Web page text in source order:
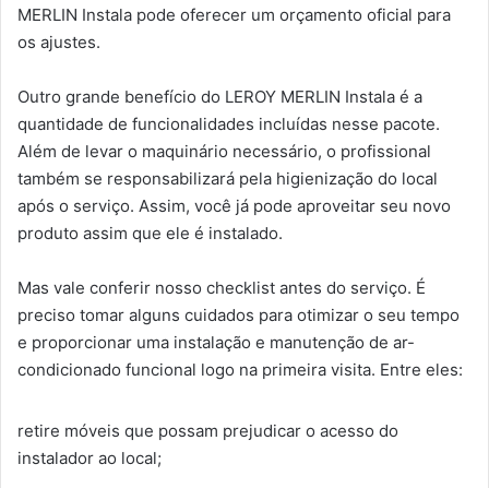
MERLIN Instala pode oferecer um orçamento oficial para
os ajustes.
Outro grande benefício do LEROY MERLIN Instala é a
quantidade de funcionalidades incluídas nesse pacote.
Além de levar o maquinário necessário, o profissional
também se responsabilizará pela higienização do local
após o serviço. Assim, você já pode aproveitar seu novo
produto assim que ele é instalado.
Mas vale conferir nosso checklist antes do serviço. É
preciso tomar alguns cuidados para otimizar o seu tempo
e proporcionar uma instalação e manutenção de ar-
condicionado funcional logo na primeira visita. Entre eles:
retire móveis que possam prejudicar o acesso do
instalador ao local;